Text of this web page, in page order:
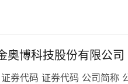
奥博科技股份有限公司
券代码 证券代码 公司简称